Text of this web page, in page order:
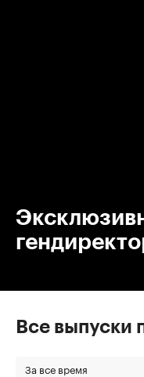
Все выпуски
За все время